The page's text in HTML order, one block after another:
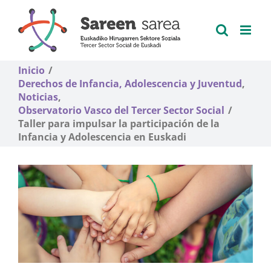
contenido
Inicio
Derechos de Infancia, Adolescencia y Juventud
Noticias
Observatorio Vasco del Tercer Sector Social
Taller para impulsar la participación de la
Infancia y Adolescencia en Euskadi